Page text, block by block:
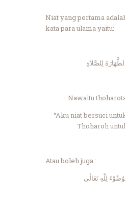
Niat yang pertama
kata para ulama yaitu:
لِلصَّلاَةِ
Nawaitu
“Aku niat bersuci
Thoharoh
Atau boleh juga :
لِلّٰهِ تَعَالٰى